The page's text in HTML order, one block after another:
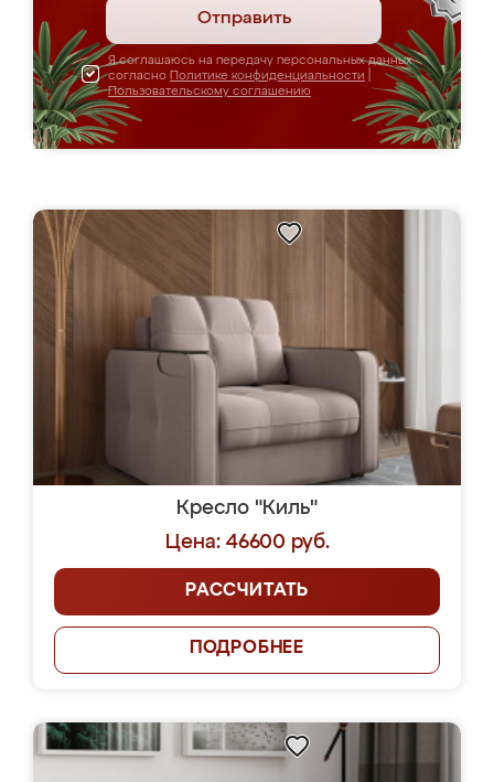
Отправить
Я соглашаюсь на передачу персональных данных
согласно Политике конфиденциальности
Пользовательскому соглашению
Кресло "Киль"
Цена: 46600 руб.
РАССЧИТАТЬ
ПОДРОБНЕЕ